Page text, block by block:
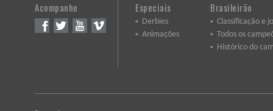
Acompanhe Especiais
Derbies
Animações
Brasileirão
Classificação e
Todos os
Histórico do